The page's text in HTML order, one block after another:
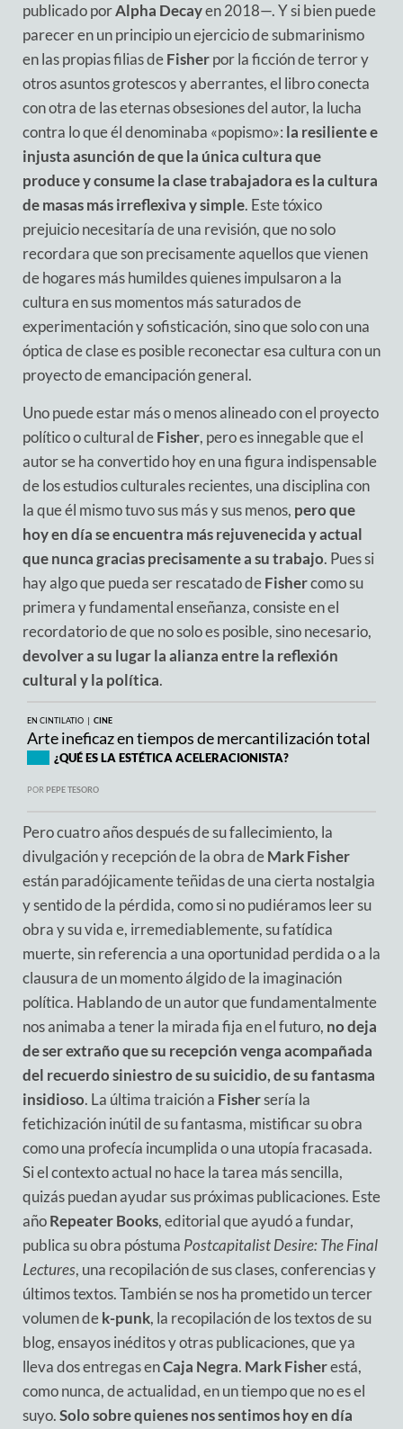
publicado porAlpha Decayen 2018—. Y si bien puede
parecer en un principio un ejercicio de submarinismo
en las propias filias deFisherpor la ficción de terror y
otros asuntos grotescos y aberrantes, el libro conecta
con otra de las eternas obsesiones del autor, la lucha
contra lo que él denominaba «popismo»: la resiliente e
injusta asunción de que la única cultura que
produce y consume la clase trabajadora es la cultura
de masas más irreflexiva y simple. Este tóxico
prejuicio necesitaría de una revisión, que no solo
recordara que son precisamente aquellos que vienen
de hogares más humildes quienes impulsaron a la
cultura en sus momentos más saturados de
experimentación y sofisticación, sino que solo con una
óptica de clase es posible reconectar esa cultura con un
proyecto de emancipación general.
Uno puede estar más o menos alineado con el proyecto
político o cultural deFisher, pero es innegable que el
autor se ha convertido hoy en una figura indispensable
de los estudios culturales recientes, una disciplina con
la que él mismo tuvo sus más y sus menos, pero que
hoy en día se encuentra más rejuvenecida y actual
que nunca gracias precisamente a su trabajo. Pues si
hay algo que pueda ser rescatado deFishercomo su
primera y fundamental enseñanza, consiste en el
recordatorio de que no solo es posible, sino necesario,
devolver a su lugar la alianza entre la reflexión
cultural y la política.
EN CINTILATIO | CINE
Arte ineficaz en tiempos de mercantilización total
¿QUÉ ES LA ESTÉTICA ACELERACIONISTA?
POR PEPE TESORO
Pero cuatro años después de su fallecimiento, la
divulgación y recepción de la obra deMark Fisher
están paradójicamente teñidas de una cierta nostalgia
y sentido de la pérdida, como si no pudiéramos leer su
obra y su vida e, irremediablemente, su fatídica
muerte, sin referencia a una oportunidad perdida o a la
clausura de un momento álgido de la imaginación
política. Hablando de un autor que fundamentalmente
nos animaba a tener la mirada fija en el futuro, no deja
de ser extraño que su recepción venga acompañada
del recuerdo siniestro de su suicidio, de su fantasma
insidioso. La última traición a Fishersería la
fetichización inútil de su fantasma, mistificar su obra
como una profecía incumplida o una utopía fracasada.
Si el contexto actual no hace la tarea más sencilla,
quizás puedan ayudar sus próximas publicaciones. Este
añoRepeater Books, editorial que ayudó a fundar,
publica su obra póstuma Postcapitalist Desire: The Final
Lectures, una recopilación de sus clases, conferencias y
últimos textos. También se nos ha prometido un tercer
volumen dek-punk, la recopilación de los textos de su
blog, ensayos inéditos y otras publicaciones, que ya
lleva dos entregas enCaja Negra. Mark Fisherestá,
como nunca, de actualidad, en un tiempo que no es el
suyo.Solo sobre quienes nos sentimos hoy en día